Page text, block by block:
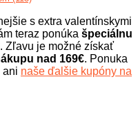
s extra valentínskymi
teraz ponúka špeciálnu
. Zľavu je možné získať
nad 169€. Ponuka
ani naše ďalšie kupóny na